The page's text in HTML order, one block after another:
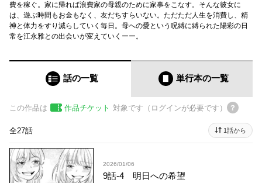
費を稼ぐ。家に帰れば浪費家の母親のために家事をこなす。そんな彼女に
は、遊ぶ時間もお金もなく、友だちすらいない。ただただ人生を消費し、精
神と体力をすり減らしていく毎日。母への愛という呪縛に縛られた陽彩の日
常を江永雅との出会いが変えていくーー。
話の一覧 単行本の一覧
この作品は 作品チケット 対象です（ログインが必要です）
全27話 1話から
2026/01/06
9話-4 明日への希望